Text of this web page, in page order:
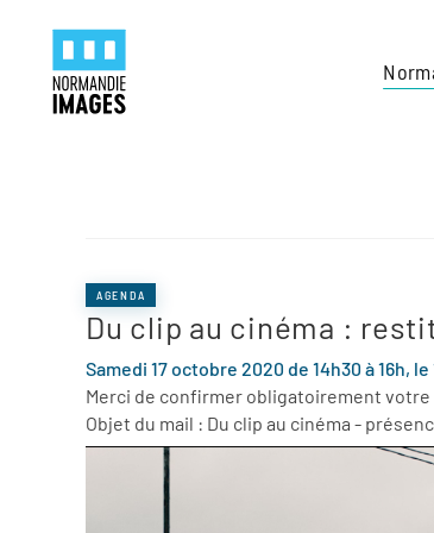
Skip to main content
AGENDA
Du clip au cinéma :
Samedi 17 octobre 2020 de 14h30 à 16h, le
Merci de confirmer obligatoirement votre
Objet du mail : Du clip au cinéma -